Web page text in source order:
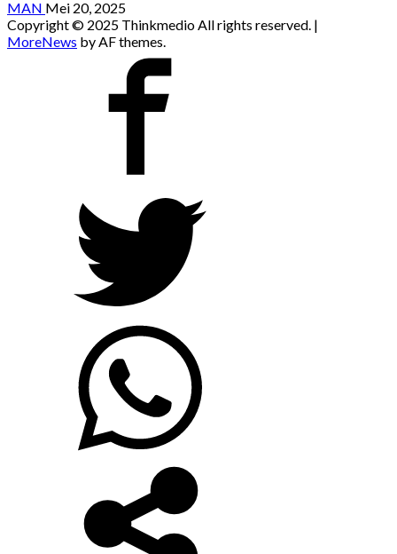
MAN Mei 20, 2025
Copyright © 2025 Thinkmedio All rights reserved. |
MoreNews by AF themes.